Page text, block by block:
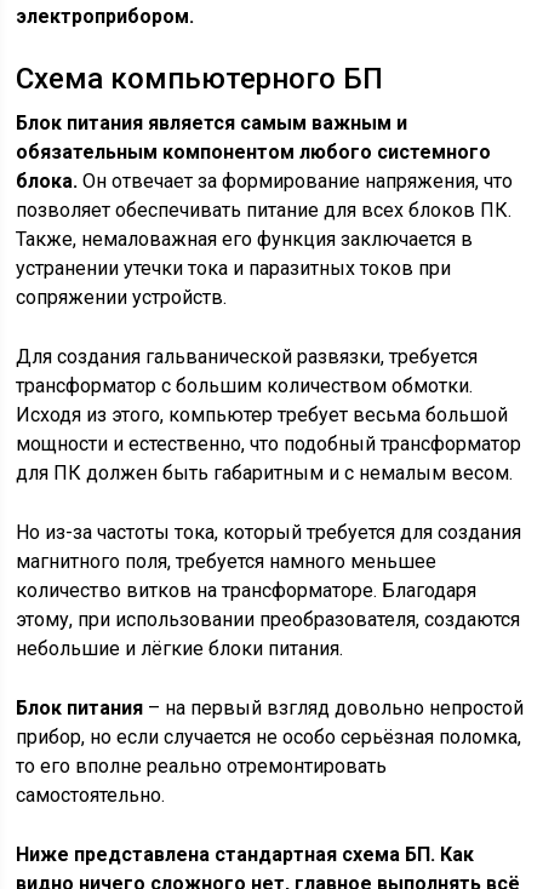
электроприбором.
Схема компьютерного БП
Блок питания является самым важным и
обязательным компонентом любого системного
блока. Он отвечает за формирование напряжения, что
позволяет обеспечивать питание для всех блоков ПК.
Также, немаловажная его функция заключается в
устранении утечки тока и паразитных токов при
сопряжении устройств.
Для создания гальванической развязки, требуется
трансформатор с большим количеством обмотки.
Исходя из этого, компьютер требует весьма большой
мощности и естественно, что подобный трансформатор
для ПК должен быть габаритным и с немалым весом.
Но из-за частоты тока, который требуется для создания
магнитного поля, требуется намного меньшее
количество витков на трансформаторе. Благодаря
этому, при использовании преобразователя, создаются
небольшие и лёгкие блоки питания.
Блок питания – на первый взгляд довольно непростой
прибор, но если случается не особо серьёзная поломка,
то его вполне реально отремонтировать
самостоятельно.
Ниже представлена стандартная схема БП. Как
видно ничего сложного нет, главное выполнять всё